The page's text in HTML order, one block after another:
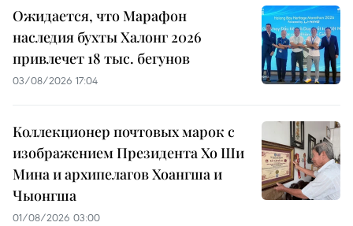
Ожидается, что Марафон
наследия бухты Халонг 2026
привлечет 18 тыс. бегунов
03/08/2026 17:04
Коллекционер почтовых марок с
изображением Президента Хо Ши
Мина и архипелагов Хоангша и
Чыонгша
01/08/2026 03:00